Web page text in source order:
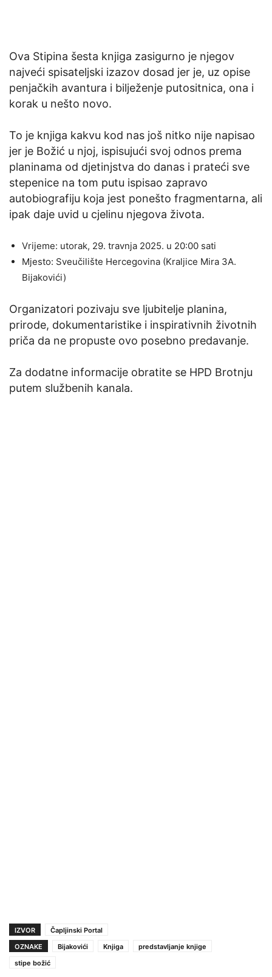
Ova Stipina šesta knjiga zasigurno je njegov
najveći spisateljski izazov dosad jer je, uz opise
penjačkih avantura i bilježenje putositnica, ona i
korak u nešto novo.
To je knjiga kakvu kod nas još nitko nije napisao
jer je Božić u njoj, ispisujući svoj odnos prema
planinama od djetinjstva do danas i prateći sve
stepenice na tom putu ispisao zapravo
autobiografiju koja jest ponešto fragmentarna, ali
ipak daje uvid u cjelinu njegova života.
Vrijeme: utorak, 29. travnja 2025. u 20:00 sati
Mjesto: Sveučilište Hercegovina (Kraljice Mira 3A.
Bijakovići)
Organizatori pozivaju sve ljubitelje planina,
prirode, dokumentaristike i inspirativnih životnih
priča da ne propuste ovo posebno predavanje.
Za dodatne informacije obratite se HPD Brotnju
putem službenih kanala.
IZVOR
Čapljinski Portal
OZNAKE
Bijakovići Knjiga
predstavljanje knjige
stipe božić